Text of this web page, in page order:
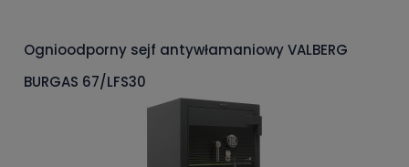
Ognioodporny sejf antywłamaniowy VALBERG
BURGAS 67/LFS30